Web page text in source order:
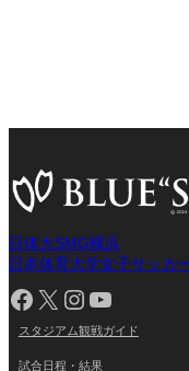
日体大SMG横浜
日本体育大学女子サッカ
Facebook X Instagram YouTube
スタジアム観戦ガイド
試合日程・結果